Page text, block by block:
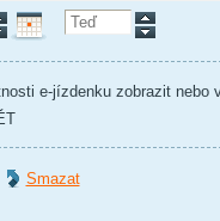
e-jízdenku zobrazit nebo
Smazat